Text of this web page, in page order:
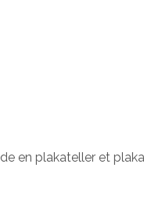
en plakateller et